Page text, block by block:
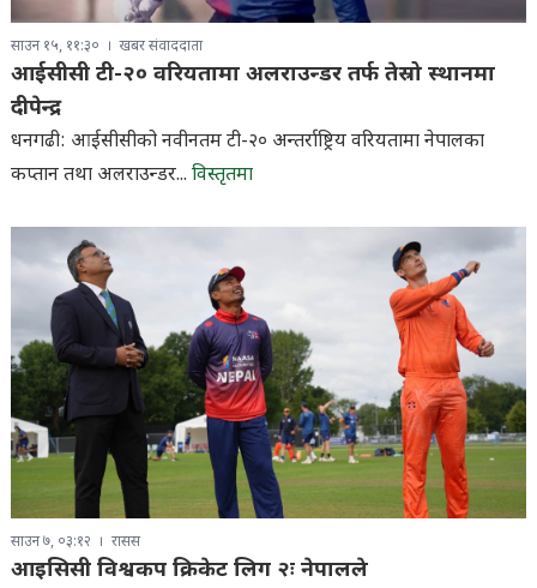
साउन १५, ११:३० खबर संवाददाता
आईसीसी टी-२० वरियतामा अलराउन्डर तर्फ तेस्रो स्थानमा
दीपेन्द्र
धनगढी: आईसीसीको नवीनतम टी-२० अन्तर्राष्ट्रिय वरियतामा नेपालका
कप्तान तथा अलराउन्डर... विस्तृतमा
साउन ७, ०३:१२ रासस
आइसिसी विश्वकप क्रिकेट लिग २ः नेपालले